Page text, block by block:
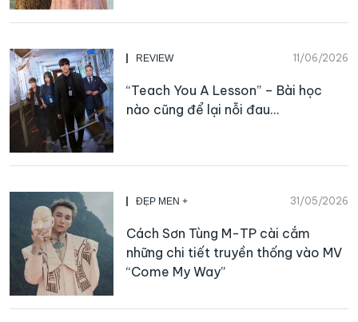
REVIEW 11/06/2026
“Teach You A Lesson” – Bài học
nào cũng để lại nỗi đau…
ĐẸP MEN + 31/05/2026
Cách Sơn Tùng M-TP cài cắm
những chi tiết truyền thống vào MV
“Come My Way”